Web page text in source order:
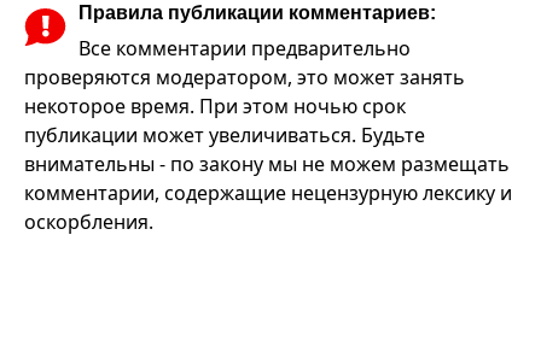
Правила публикации комментариев:
Все комментарии предварительно
проверяются модератором, это может занять
некоторое время. При этом ночью срок
публикации может увеличиваться. Будьте
внимательны - по закону мы не можем размещать
комментарии, содержащие нецензурную лексику и
оскорбления.